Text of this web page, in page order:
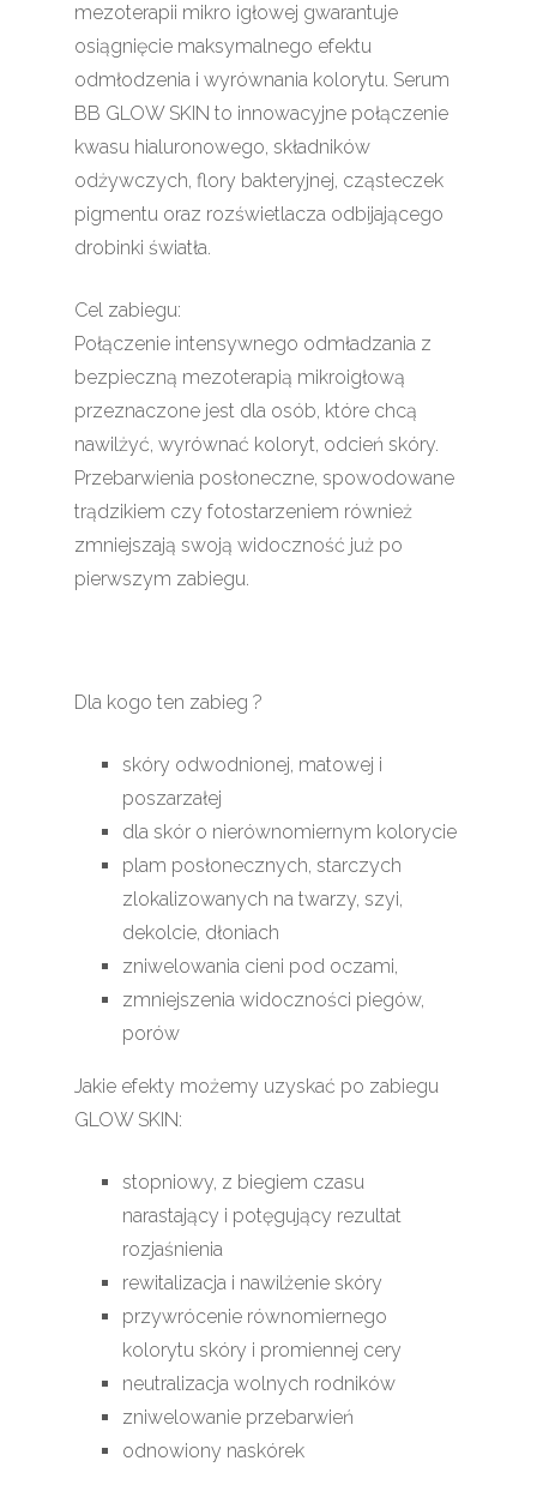
mezoterapii mikro igłowej gwarantuje
osiągnięcie maksymalnego efektu
odmłodzenia i wyrównania kolorytu. Serum
BB GLOW SKIN to innowacyjne połączenie
kwasu hialuronowego, składników
odżywczych, flory bakteryjnej, cząsteczek
pigmentu oraz rozświetlacza odbijającego
drobinki światła.
Cel zabiegu:
Połączenie intensywnego odmładzania z
bezpieczną mezoterapią mikroigłową
przeznaczone jest dla osób, które chcą
nawilżyć, wyrównać koloryt, odcień skóry.
Przebarwienia posłoneczne, spowodowane
trądzikiem czy fotostarzeniem również
zmniejszają swoją widoczność już po
pierwszym zabiegu.
Dla kogo ten zabieg ?
skóry odwodnionej, matowej i
poszarzałej
dla skór o nierównomiernym kolorycie
plam posłonecznych, starczych
zlokalizowanych na twarzy, szyi,
dekolcie, dłoniach
zniwelowania cieni pod oczami,
zmniejszenia widoczności piegów,
porów
Jakie efekty możemy uzyskać po zabiegu
GLOW SKIN:
stopniowy, z biegiem czasu
narastający i potęgujący rezultat
rozjaśnienia
rewitalizacja i nawilżenie skóry
przywrócenie równomiernego
kolorytu skóry i promiennej cery
neutralizacja wolnych rodników
zniwelowanie przebarwień
odnowiony naskórek